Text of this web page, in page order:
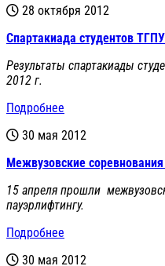
28 октября 2012
Спартакиада студентов ТГПУ
Результаты спартакиады
2012 г.
Подробнее
30 мая 2012
Межвузовские
15 апреля прошли
пауэрлифтингу.
Подробнее
30 мая 2012